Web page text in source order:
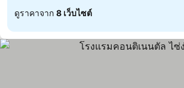
ดูราคาจาก 8 เว็บไซต์